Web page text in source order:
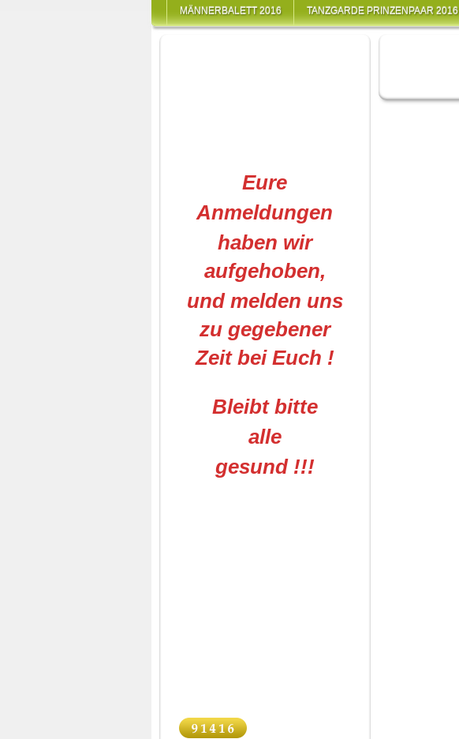
MÄNNERBALETT 2016 TANZGARDE PRINZENPAAR 2016
Eure
Anmeldungen
haben wir
aufgehoben,
und melden uns
zu gegebener
Zeit bei Euch !
Bleibt bitte
alle
gesund !!!